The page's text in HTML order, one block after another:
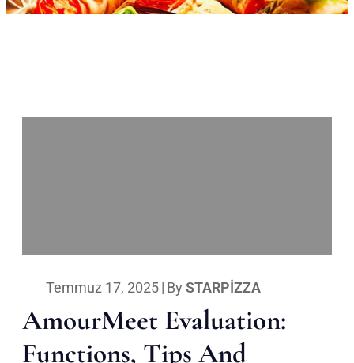
Temmuz 17, 2025| By STARPIZZA
AmourMeet Evaluation:
Functions, Tips And